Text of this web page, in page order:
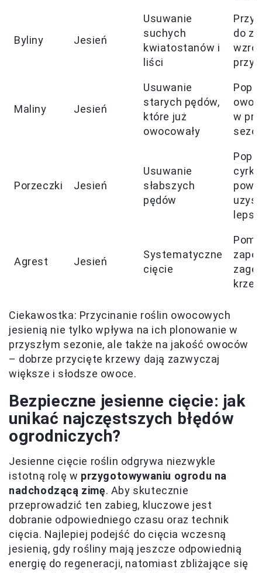
Byliny Jesień
Usuwanie
suchych
kwiatostanów i
liści
do
Maliny Jesień
Usuwanie
starych pędów,
które już
owocowały
w
Porzeczki Jesień
Usuwanie
słabszych
pędów
Agrest Jesień
Systematyczne
cięcie
Ciekawostka: Przycinanie roślin owocowych
jesienią nie tylko wpływa na ich plonowanie w
przyszłym sezonie, ale także na jakość owoców
– dobrze przycięte krzewy dają zazwyczaj
większe i słodsze owoce.
Bezpieczne jesienne cięcie: jak
unikać najczęstszych błędów
ogrodniczych?
Jesienne cięcie roślin odgrywa niezwykle
istotną rolę w przygotowywaniu ogrodu na
nadchodzącą zimę. Aby skutecznie
przeprowadzić ten zabieg, kluczowe jest
dobranie odpowiedniego czasu oraz technik
cięcia. Najlepiej podejść do cięcia wczesną
jesienią, gdy rośliny mają jeszcze odpowiednią
energię do regeneracji, natomiast zbliżające się